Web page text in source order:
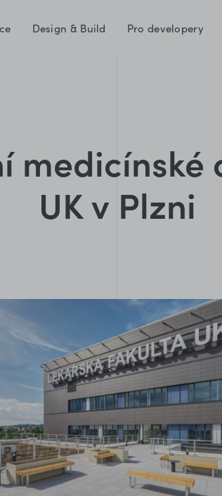
Design & Build Pro developery
medicínské
UK v Plzni